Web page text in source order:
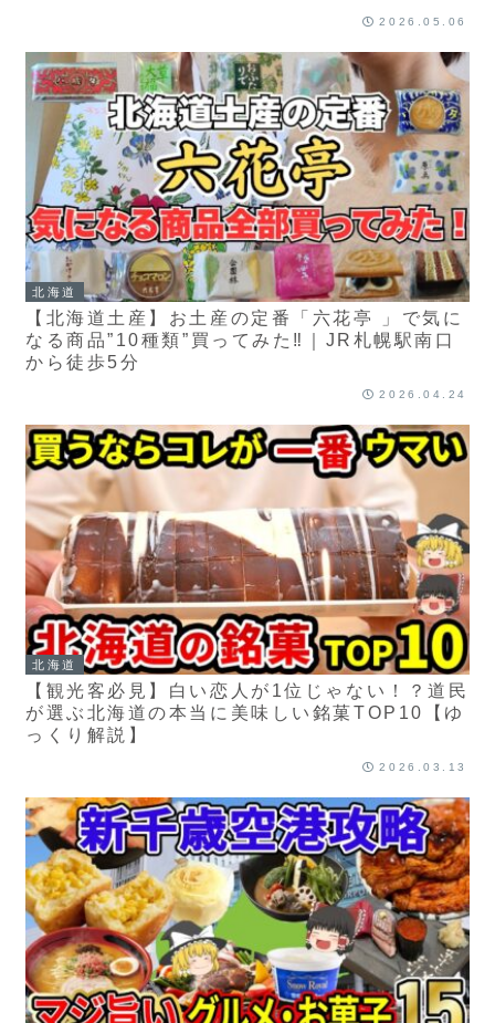
2026.05.06
北海道
【北海道土産】お土産の定番「六花亭 」で気に
なる商品”10種類”買ってみた‼️｜JR札幌駅南口
から徒歩5分
2026.04.24
北海道
【観光客必見】白い恋人が1位じゃない！？道民
が選ぶ北海道の本当に美味しい銘菓TOP10【ゆ
っくり解説】
2026.03.13